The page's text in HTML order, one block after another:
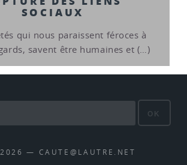
SOCIAUX
qui nous paraissent féroces à
savent être humaines et (…)
OK
— CAUTE@LAUTRE.NET